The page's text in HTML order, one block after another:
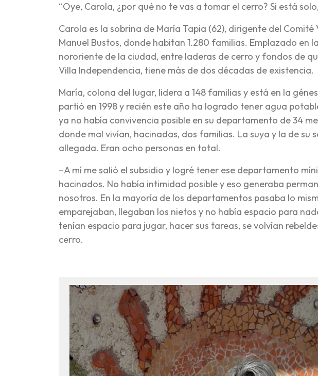
“Oye, Carola, ¿por qué no te vas a tomar el cerro? Si está
Carola es la sobrina de María Tapia (62), dirigente del
Manuel Bustos, donde habitan 1.280 familias. Emplazado en
nororiente de la ciudad, entre laderas de cerro y fondos de
Villa Independencia, tiene más de dos décadas de existencia.
María, colona del lugar, lidera a 148 familias y está en la
partió en 1998 y recién este año ha logrado tener agua
ya no había convivencia posible en su departamento de 34
donde mal vivían, hacinadas, dos familias. La suya y la de su
allegada. Eran ocho personas en total.
–A mí me salió el subsidio y logré tener ese departamento
hacinados. No había intimidad posible y eso generaba
nosotros. En la mayoría de los departamentos pasaba lo
emparejaban, llegaban los nietos y no había espacio para
tenían espacio para jugar, hacer sus tareas, se volvían
cerro.